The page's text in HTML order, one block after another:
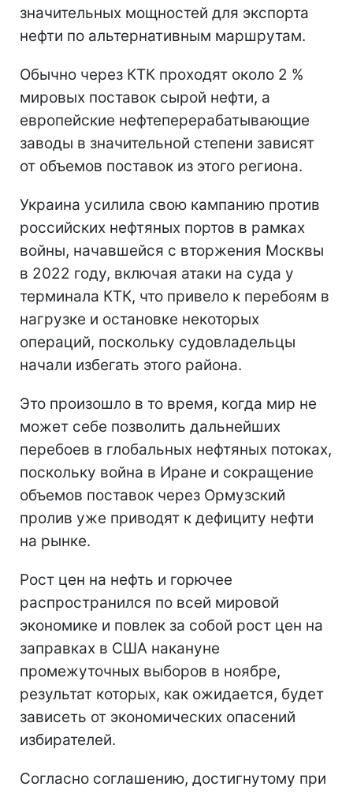
значительных мощностей для экспорта
нефти по альтернативным маршрутам.
Обычно через КТК проходят около 2 %
мировых поставок сырой нефти, а
европейские нефтеперерабатывающие
заводы в значительной степени зависят
от объемов поставок из этого региона.
Украина усилила свою кампанию против
российских нефтяных портов в рамках
войны, начавшейся с вторжения Москвы
в 2022 году, включая атаки на суда у
терминала КТК, что привело к перебоям в
нагрузке и остановке некоторых
операций, поскольку судовладельцы
начали избегать этого района.
Это произошло в то время, когда мир не
может себе позволить дальнейших
перебоев в глобальных нефтяных потоках,
поскольку война в Иране и сокращение
объемов поставок через Ормузский
пролив уже приводят к дефициту нефти
на рынке.
Рост цен на нефть и горючее
распространился по всей мировой
экономике и повлек за собой рост цен на
заправках в США накануне
промежуточных выборов в ноябре,
результат которых, как ожидается, будет
зависеть от экономических опасений
избирателей.
Согласно соглашению, достигнутому при